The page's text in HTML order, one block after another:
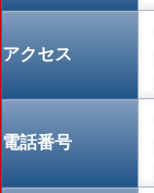
アクセス
電話番号